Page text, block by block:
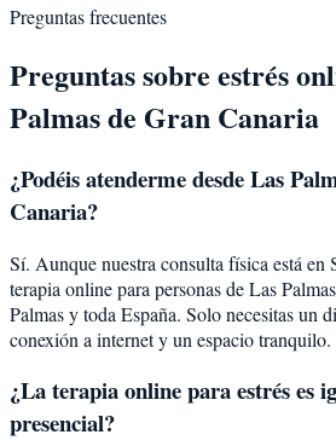
Preguntas frecuentes
Preguntas sobre estrés
Palmas de Gran Canaria
¿Podéis atenderme desdeLas
Canaria?
Sí. Aunque nuestra consulta física está en
terapia online para personas deLas
Palmasy toda España. Solo necesitas un
conexión a internet y un espacio tranquilo.
¿La terapia online paraestréses
presencial?